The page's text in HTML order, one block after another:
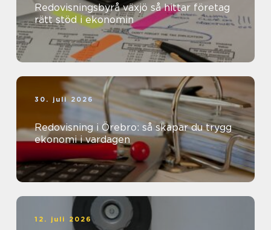
Redovisningsbyrå växjö så hittar företag
rätt stöd i ekonomin
30. juli 2026
Redovisning i Örebro: så skapar du trygg
ekonomi i vardagen
12. juli 2026